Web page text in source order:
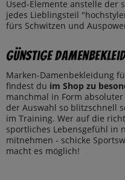
Used-Elemente anstelle der
jedes Lieblingsteil
fürs Schwitzen und
Günstige
Marken-Damenbekleidung
findest du im Shop zu
manchmal in Form
der Auswahl so blitzschnell
im Training. Wer auf die
sportliches Lebensgefühl in
mitnehmen - schicke
macht es möglich!